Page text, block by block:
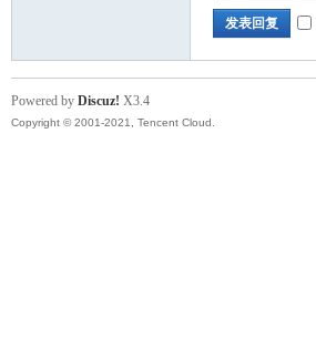
发表回复
Powered by Discuz! X3.4
Copyright © 2001-2021, Tencent Cloud.